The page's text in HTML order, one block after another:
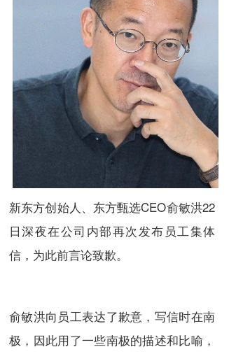
新东方创始人、东方甄选CEO俞敏洪22
日深夜在公司内部再次发布员工集体
信，为此前言论致歉。
俞敏洪向员工表达了歉意，写信时在南
极，因此用了一些南极的描述和比喻，